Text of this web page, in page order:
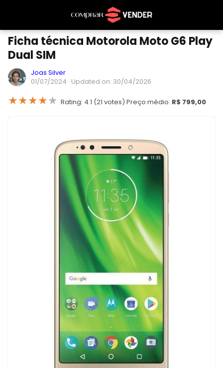
Ficha técnica Motorola Moto G6 Play
Dual SIM
Joas Silver
01/07/2024 · Updated on: 30/04/2026
★★★★★ Rating: 4.1 (21 votes) Preço médio: R$ 799,00